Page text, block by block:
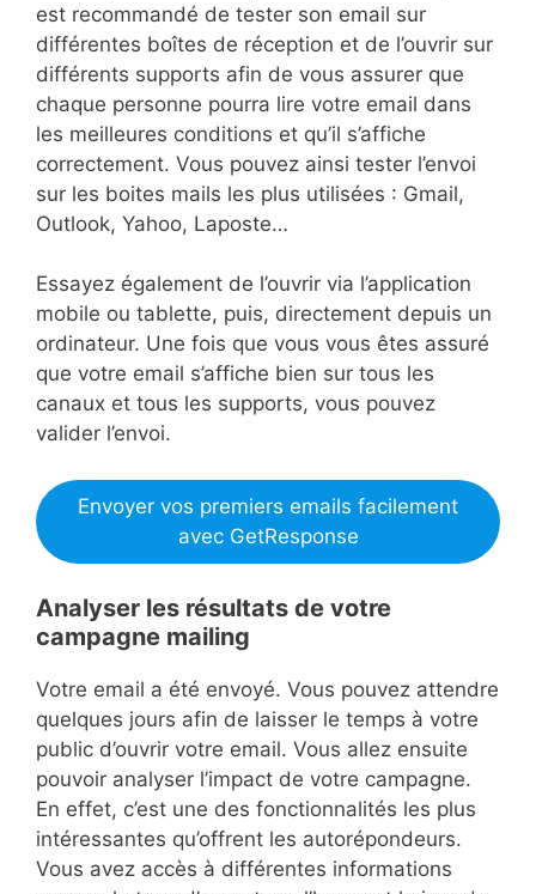
est recommandé de tester son email sur
différentes boîtes de réception et de l’ouvrir sur
différents supports afin de vous assurer que
chaque personne pourra lire votre email dans
les meilleures conditions et qu’il s’affiche
correctement. Vous pouvez ainsi tester l’envoi
sur les boites mails les plus utilisées : Gmail,
Outlook, Yahoo, Laposte…
Essayez également de l’ouvrir via l’application
mobile ou tablette, puis, directement depuis un
ordinateur. Une fois que vous vous êtes assuré
que votre email s’affiche bien sur tous les
canaux et tous les supports, vous pouvez
valider l’envoi.
Envoyer vos premiers emails facilement
avec GetResponse
Analyser les résultats de votre
campagne mailing
Votre email a été envoyé. Vous pouvez attendre
quelques jours afin de laisser le temps à votre
public d’ouvrir votre email. Vous allez ensuite
pouvoir analyser l’impact de votre campagne.
En effet, c’est une des fonctionnalités les plus
intéressantes qu’offrent les autorépondeurs.
Vous avez accès à différentes informations